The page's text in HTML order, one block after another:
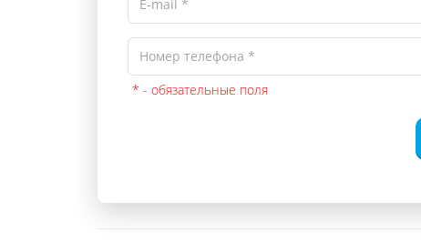
* - обязательные поля